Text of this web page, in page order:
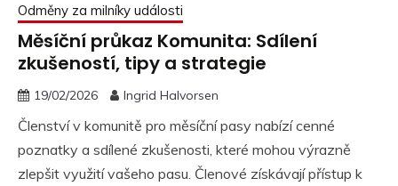
Odměny za milníky události
Měsíční průkaz Komunita: Sdílení
zkušeností, tipy a strategie
19/02/2026 Ingrid Halvorsen
Členství v komunitě pro měsíční pasy nabízí cenné
poznatky a sdílené zkušenosti, které mohou výrazně
zlepšit využití vašeho pasu. Členové získávají přístup k